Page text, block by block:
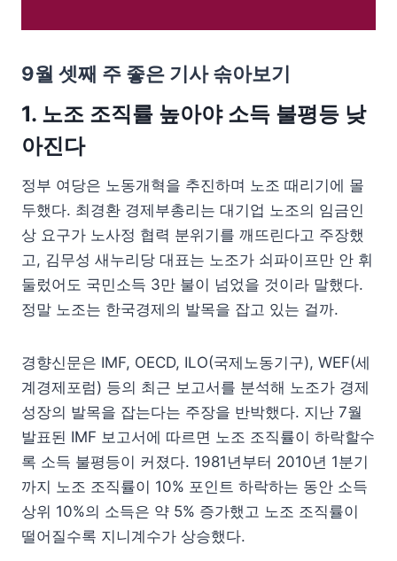
9월 셋째 주 좋은 기사 솎아보기
1. 노조 조직률 높아야 소득 불평등 낮
아진다
정부 여당은 노동개혁을 추진하며 노조 때리기에 몰
두했다. 최경환 경제부총리는 대기업 노조의 임금인
상 요구가 노사정 협력 분위기를 깨뜨린다고 주장했
고, 김무성 새누리당 대표는 노조가 쇠파이프만 안 휘
둘렀어도 국민소득 3만 불이 넘었을 것이라 말했다.
정말 노조는 한국경제의 발목을 잡고 있는 걸까.
경향신문은 IMF, OECD, ILO(국제노동기구), WEF(세
계경제포럼) 등의 최근 보고서를 분석해 노조가 경제
성장의 발목을 잡는다는 주장을 반박했다. 지난 7월
발표된 IMF 보고서에 따르면 노조 조직률이 하락할수
록 소득 불평등이 커졌다. 1981년부터 2010년 1분기
까지 노조 조직률이 10% 포인트 하락하는 동안 소득
상위 10%의 소득은 약 5% 증가했고 노조 조직률이
떨어질수록 지니계수가 상승했다.